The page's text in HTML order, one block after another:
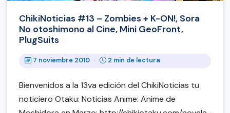
ChikiNoticias #13 – Zombies + K-ON!, Sora
No otoshimono al Cine, Mini GeoFront,
PlugSuits
7 noviembre 2010 · 2 min de lectura
Bienvenidos a la 13va edición del ChikiNoticias tu
noticiero Otaku: Noticias Anime: Anime de